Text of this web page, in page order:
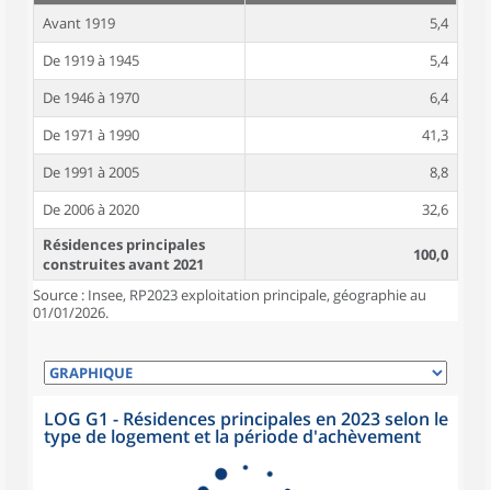
Avant 1919
5,4
De 1919 à 1945
5,4
De 1946 à 1970
6,4
De 1971 à 1990
41,3
De 1991 à 2005
8,8
De 2006 à 2020
32,6
Résidences principales
construites avant 2021
100,0
Source : Insee, RP2023 exploitation principale, géographie au
01/01/2026.
LOG G1 - Résidences principales en 2023 selon le
type de logement et la période d'achèvement